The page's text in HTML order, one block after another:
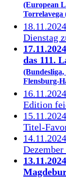
(European
Torrelavega
Dienstag
das 111.
(Bundesliga,
Flensburg-
Edition
Titel-